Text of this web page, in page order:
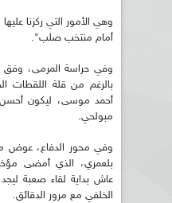
وهي الأمور التي ركزنا
أمام منتخب صلب".
وفي حراسة المرمى، وفق
بالرغم من قلة اللقطات
أحمد موسى، ليكون
مبولحي.
وفي محور الدفاع، عوض
بلعمري، الذي أمضى
عاش بداية لقاء صعبة
الخلفي مع مرور الدقائق.